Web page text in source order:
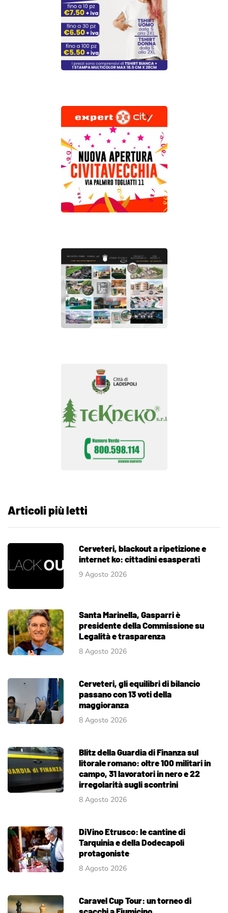
Articoli più letti
Cerveteri, blackout a ripetizione e
internet ko: cittadini esasperati
9 Agosto 2026
Santa Marinella, Gasparri è
presidente della Commissione su
Legalità e trasparenza
8 Agosto 2026
Cerveteri, gli equilibri di bilancio
passano con 13 voti della
maggioranza
8 Agosto 2026
Blitz della Guardia di Finanza sul
litorale romano: oltre 100 militari in
campo, 31 lavoratori in nero e 22
irregolarità sugli scontrini
8 Agosto 2026
DiVino Etrusco: le cantine di
Tarquinia e della Dodecapoli
protagoniste
8 Agosto 2026
Caravel Cup Tour: un torneo di